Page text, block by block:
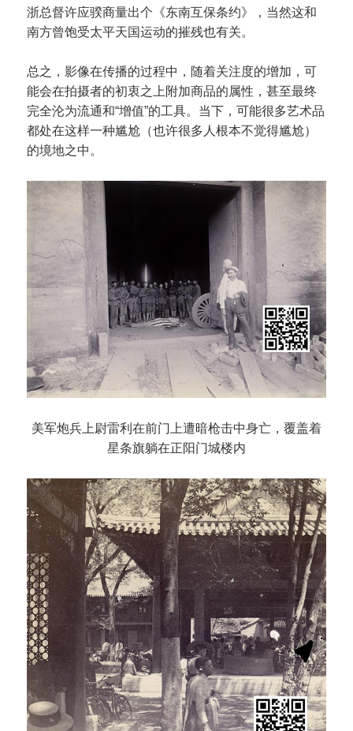
浙总督许应骙商量出个《东南互保条约》，当然这和
南方曾饱受太平天国运动的摧残也有关。
总之，影像在传播的过程中，随着关注度的增加，可
能会在拍摄者的初衷之上附加商品的属性，甚至最终
完全沦为流通和“增值”的工具。当下，可能很多艺术品
都处在这样一种尴尬（也许很多人根本不觉得尴尬）
的境地之中。
美军炮兵上尉雷利在前门上遭暗枪击中身亡，覆盖着
星条旗躺在正阳门城楼内